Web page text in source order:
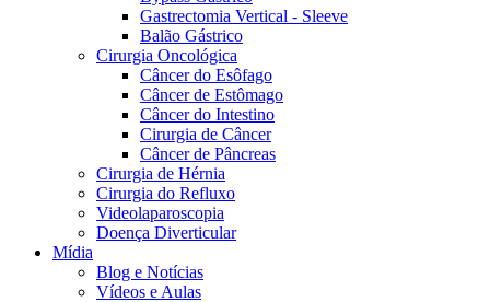
Gastrectomia Vertical - Sleeve
Balão Gástrico
Cirurgia Oncológica
Câncer do Esôfago
Câncer de Estômago
Câncer do Intestino
Cirurgia de Câncer
Câncer de Pâncreas
Cirurgia de Hérnia
Cirurgia do Refluxo
Videolaparoscopia
Doença Diverticular
Mídia
Blog e Notícias
Vídeos e Aulas